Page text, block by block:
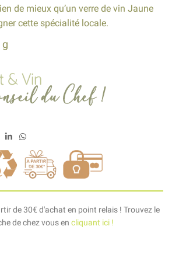
de mieux qu’un verre de vin Jaune
cette spécialité locale.
g
de 30€ d'achat en point relais ! Trouvez le
de chez vous en cliquant ici !